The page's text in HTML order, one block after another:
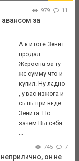
979 11
авансом за
А в итоге Зенит
продал
Жеросна за ту
же сумму что и
купил. Ну ладно
, у вас изжога и
сыпь при виде
Зенита. Но
зачем Вы себя
...
745 7
он не